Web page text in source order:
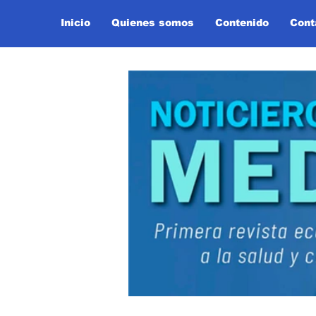
Inicio Quienes somos Contenido